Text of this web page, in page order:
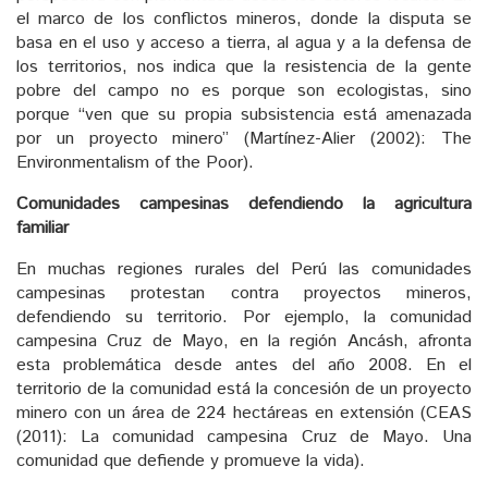
el marco de los conflictos mineros, donde la disputa se
basa en el uso y acceso a tierra, al agua y a la defensa de
los territorios, nos indica que la resistencia de la gente
pobre del campo no es porque son ecologistas, sino
porque “ven que su propia subsistencia está amenazada
por un proyecto minero” (Martínez-Alier (2002): The
Environmentalism of the Poor).
Comunidades campesinas defendiendo la agricultura
familiar
En muchas regiones rurales del Perú las comunidades
campesinas protestan contra proyectos mineros,
defendiendo su territorio. Por ejemplo, la comunidad
campesina Cruz de Mayo, en la región Ancásh, afronta
esta problemática desde antes del año 2008. En el
territorio de la comunidad está la concesión de un proyecto
minero con un área de 224 hectáreas en extensión (CEAS
(2011): La comunidad campesina Cruz de Mayo. Una
comunidad que defiende y promueve la vida).